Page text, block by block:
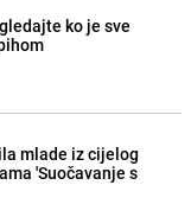
ko je sve
mlade iz cijelog
'Suočavanje s